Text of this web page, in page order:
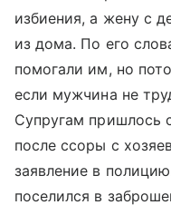
избиения, а жену с
из дома. По его
помогали им, но
если мужчина не
Супругам пришлось
после ссоры с
заявление в
поселился в